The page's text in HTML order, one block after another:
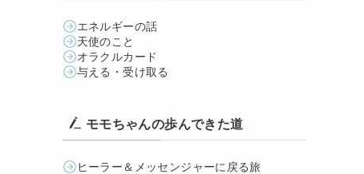
エネルギーの話
天使のこと
オラクルカード
与える・受け取る
モモちゃんの歩んできた道
ヒーラー＆メッセンジャーに戻る旅